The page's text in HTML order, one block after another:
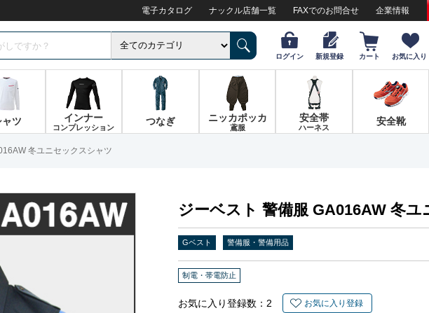
電子カタログ ナックル店舗一覧 FAXでのお問合せ 企業情報
ログイン 新規登録 カート お気に入り
ャツ インナー
コンプレッション
つなぎ ニッカポッカ
鳶服
安全帯
ハーネス
安全靴
冬ユニセックスシャツ
ジーベスト 警備服 GA016AW 冬
Gベスト 警備服・警備用品
制電・帯電防止
お気に入り登録数： 2 お気に入り登録